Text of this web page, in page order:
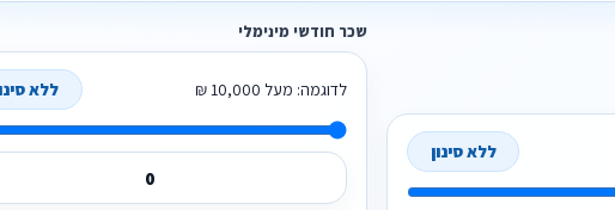
ללא סינון
שכר חודשי מינימלי
לדוגמה: מעל 10,000 ₪ ללא